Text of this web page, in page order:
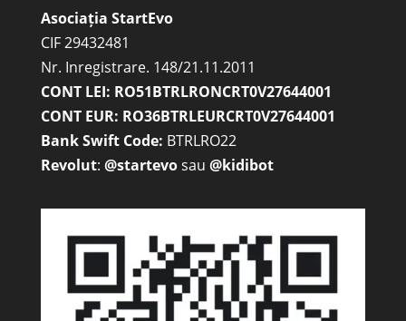
Asociația StartEvo
CIF 29432481
Nr. Inregistrare. 148/21.11.2011
CONT LEI: RO51BTRLRONCRT0V27644001
CONT EUR: RO36BTRLEURCRT0V27644001
Bank Swift Code: BTRLRO22
Revolut: @startevosau @kidibot